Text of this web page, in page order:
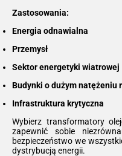
Zastosowania:
Energia odnawialna
Przemysł
Sektor energetyki wiatrowej
Budynki o dużym natężeniu
Infrastruktura krytyczna
Wybierz transformatory
zapewnić sobie
bezpieczeństwo we
dystrybucją energii.